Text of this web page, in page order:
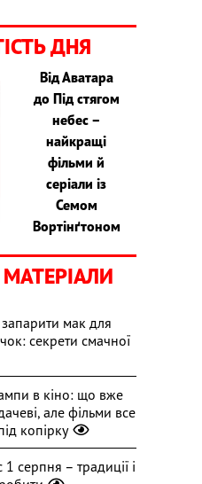
ДНЯ
Від Аватара
до Під стягом
небес –
найкращі
фільми й
серіали із
Семом
Вортінґтоном
мак для
секрети смачної
в кіно: що вже
але фільми все
копірку
серпня – традиції і